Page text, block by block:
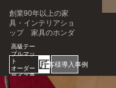
創業90年以上の家
具・インテリアショ
ップ 家具のホンダ
高級テー
ブルマッ
ト
オーダー
サイズ専
匠
お客様導入事例